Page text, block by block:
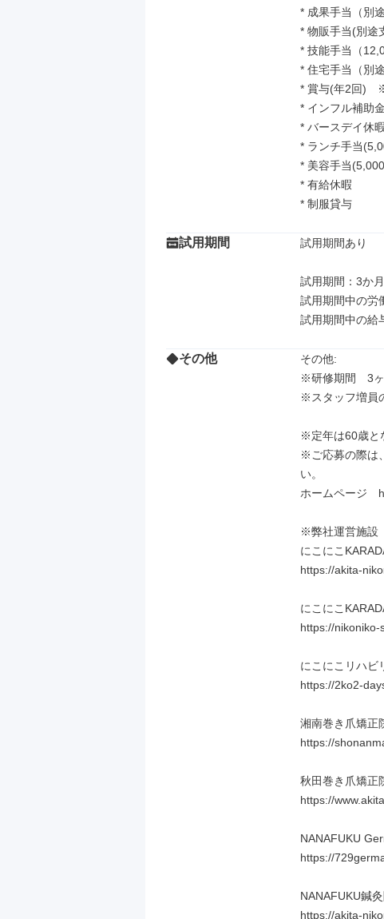
* 成果手当（別
* 物販手当(別途
* 技能手当（
* 住宅手当（別
* 賞与(年2回)　
* インフル補助
* バースデイ休
* ランチ手当
* 美容手当
* 有給休暇
* 制服貸与
試用期間 試用期間あり
試用期間：3か月
試用期間中の労
試用期間中の給
その他
その他:
※研修期間　3
※スタッフ増員
※定年は60歳と
※ご応募の際は
い。
ホームページ　
※弊社運営施設
にこにこ
https://akita-
にこにこ
https://nikoniko-
にこにこリハビ
https://2ko2-
湘南巻き爪矯正
https://
秋田巻き爪矯正
https://
NANAFUKU
https://
NANAFUKU鍼
https://akita-